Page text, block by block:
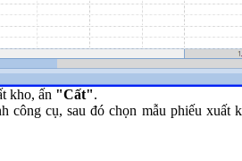
kho, ấn "Cất".
công cụ, sau đó chọn mẫu phiếu xuất